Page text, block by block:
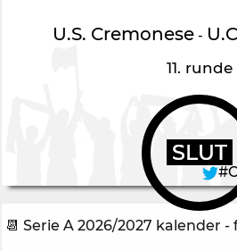
U.S. Cremonese-
11. runde
SLUT
📆 Serie A 2026/2027 kalender